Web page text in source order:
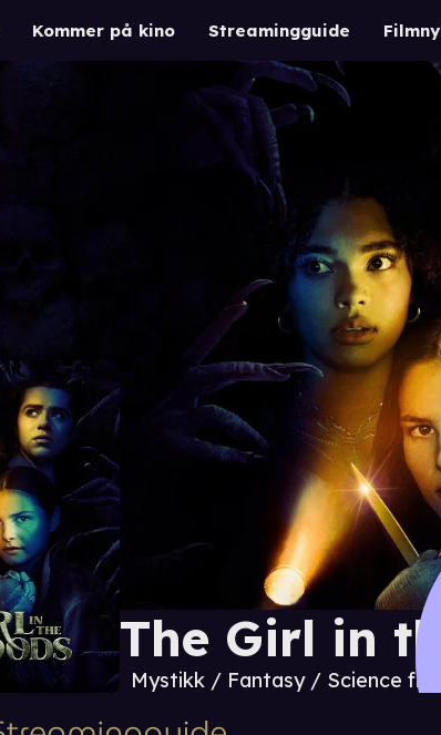
Kommer på kino Streamingguide
The Girl in
Mystikk / Fantasy / Science